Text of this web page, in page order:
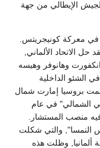
الإيطالي من جهة
في معركة كونيجريتس.
لصلح براج الذي عقد في عام 1866, فقد حل الاتحاد الألماني,
وهانوفر وهيسه
الشئو الداخلية
بروسيا إمارت شمال
الشمالي" في عام
فيه منصب المستشار.
النمسا", والتي شكلت
ألمانيا, وظلت هذه